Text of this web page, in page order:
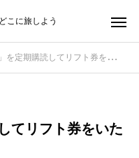
こに旅しよう
期購読してリフト券をいただいたお話。
てリフト券をいた